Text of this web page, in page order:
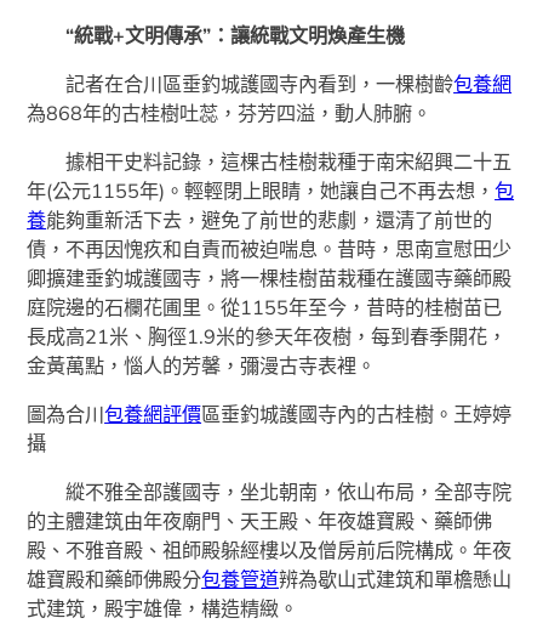
“統戰+文明傳承”：讓統戰文明煥產生機
記者在合川區垂釣城護國寺內看到，一棵樹齡包養網
為868年的古桂樹吐蕊，芬芳四溢，動人肺腑。
據相干史料記錄，這棵古桂樹栽種于南宋紹興二十五
年(公元1155年)。輕輕閉上眼睛，她讓自己不再去想，包
養能夠重新活下去，避免了前世的悲劇，還清了前世的
債，不再因愧疚和自責而被迫喘息。昔時，思南宣慰田少
卿擴建垂釣城護國寺，將一棵桂樹苗栽種在護國寺藥師殿
庭院邊的石欄花圃里。從1155年至今，昔時的桂樹苗已
長成高21米、胸徑1.9米的參天年夜樹，每到春季開花，
金黃萬點，惱人的芳馨，彌漫古寺表裡。
圖為合川包養網評價區垂釣城護國寺內的古桂樹。王婷婷
攝
縱不雅全部護國寺，坐北朝南，依山布局，全部寺院
的主體建筑由年夜廟門、天王殿、年夜雄寶殿、藥師佛
殿、不雅音殿、祖師殿躲經樓以及僧房前后院構成。年夜
雄寶殿和藥師佛殿分包養管道辨為歇山式建筑和單檐懸山
式建筑，殿宇雄偉，構造精緻。